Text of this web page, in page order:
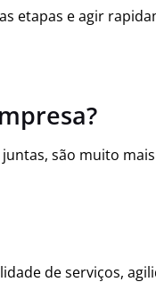
etapas e agir
são muito mais
de serviços,